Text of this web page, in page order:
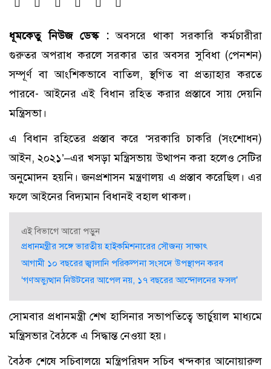
ধূমকেতু নিউজ ডেস্ক :অবসরে থাকা সরকারি কর্মচারীরা
গুরুতর অপরাধ করলে সরকার তার অবসর সুবিধা (পেনশন)
সম্পূর্ণ বা আংশিকভাবে বাতিল, স্থগিত বা প্রত্যাহার করতে
পারবে- আইনের এই বিধান রহিত করার প্রস্তাবে সায় দেয়নি
মন্ত্রিসভা।
এ বিধান রহিতের প্রস্তাব করে ‘সরকারি চাকরি (সংশোধন)
আইন, ২০২১’–এর খসড়া মন্ত্রিসভায় উত্থাপন করা হলেও সেটির
অনুমোদন হয়নি। জনপ্রশাসন মন্ত্রণালয় এ প্রস্তাব করেছিল। এর
ফলে আইনের বিদ্যমান বিধানই বহাল থাকল।
এই বিভাগে আরো পড়ুন
প্রধানমন্ত্রীর সঙ্গে ভারতীয় হাইকমিশনারের সৌজন্য সাক্ষাৎ
আগামী ১০ বছরের জ্বালানি পরিকল্পনা সংসদে উপস্থাপন করব
‘গণঅভ্যুত্থান নিউটনের আপেল নয়, ১৭ বছরের আন্দোলনের ফসল’
সোমবার প্রধানমন্ত্রী শেখ হাসিনার সভাপতিত্বে ভার্চুয়াল মাধ্যমে
মন্ত্রিসভার বৈঠকে এ সিদ্ধান্ত নেওয়া হয়।
বৈঠক শেষে সচিবালয়ে মন্ত্রিপরিষদ সচিব খন্দকার আনোয়ারুল